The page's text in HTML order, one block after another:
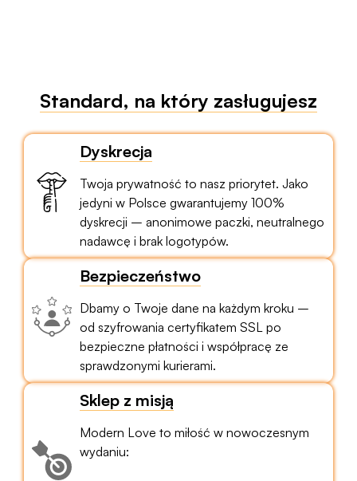
Standard, na który zasługujesz
Dyskrecja
Twoja prywatność to nasz priorytet. Jako
jedyni w Polsce gwarantujemy 100%
dyskrecji – anonimowe paczki, neutralnego
nadawcę i brak logotypów.
Bezpieczeństwo
Dbamy o Twoje dane na każdym kroku –
od szyfrowania certyfikatem SSL po
bezpieczne płatności i współpracę ze
sprawdzonymi kurierami.
Sklep z misją
Modern Love to miłość w nowoczesnym
wydaniu: